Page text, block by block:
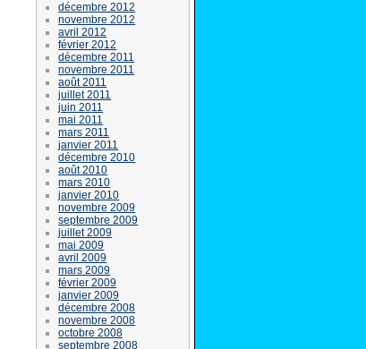
décembre 2012
novembre 2012
avril 2012
février 2012
décembre 2011
novembre 2011
août 2011
juillet 2011
juin 2011
mai 2011
mars 2011
janvier 2011
décembre 2010
août 2010
mars 2010
janvier 2010
novembre 2009
septembre 2009
juillet 2009
mai 2009
avril 2009
mars 2009
février 2009
janvier 2009
décembre 2008
novembre 2008
octobre 2008
septembre 2008